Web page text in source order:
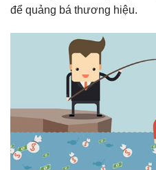
để quảng bá thương hiệu.